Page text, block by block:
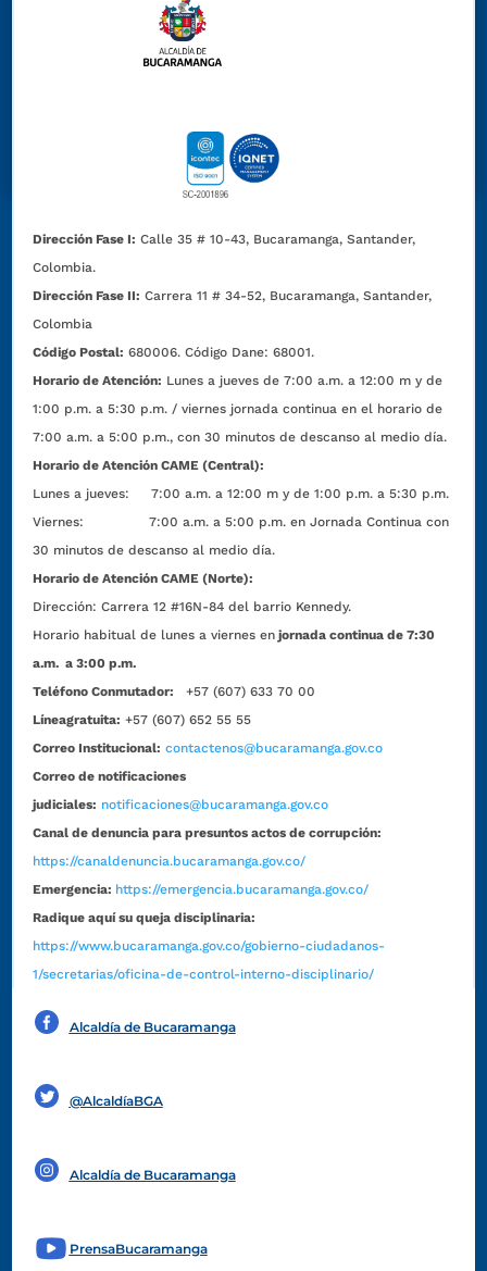
Dirección Fase I: Calle 35 # 10-43, Bucaramanga, Santander,
Colombia.
Dirección Fase II: Carrera 11 # 34-52, Bucaramanga, Santander,
Colombia
Código Postal: 680006. Código Dane: 68001.
Horario de Atención: Lunes a jueves de 7:00 a.m. a 12:00 m y de
1:00 p.m. a 5:30 p.m. / viernes jornada continua en el horario de
7:00 a.m. a 5:00 p.m., con 30 minutos de descanso al medio día.
Horario de Atención CAME (Central):
Lunes a jueves: 7:00 a.m. a 12:00 m y de 1:00 p.m. a 5:30 p.m.
Viernes: 7:00 a.m. a 5:00 p.m. en Jornada Continua con
30 minutos de descanso al medio día.
Horario de Atención CAME (Norte):
Dirección:Carrera 12 #16N-84 del barrio Kennedy.
Horario habitual de lunes a viernes en jornada continua de 7:30
a.m. a 3:00 p.m.
Teléfono Conmutador:
+57 (607) 633 70 00
Líneagratuita: +57 (607) 652 55 55
Correo Institucional: contactenos@bucaramanga.gov.co
Correo de notificaciones
judiciales: notificaciones@bucaramanga.gov.co
Canal de denuncia para presuntos actos de corrupción:
https://canaldenuncia.bucaramanga.gov.co/
Emergencia: https://emergencia.bucaramanga.gov.co/
Radique aquí su queja disciplinaria:
https://www.bucaramanga.gov.co/gobierno-ciudadanos-
1/secretarias/oficina-de-control-interno-disciplinario/
Alcaldía de Bucaramanga
@AlcaldíaBGA
Alcaldía de Bucaramanga
PrensaBucaramanga